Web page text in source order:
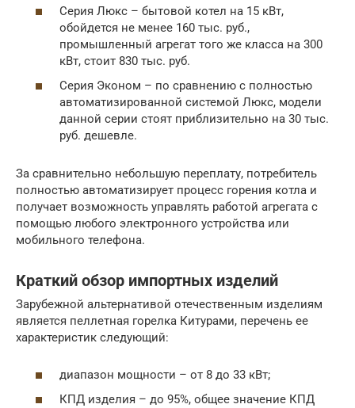
Серия Люкс – бытовой котел на 15 кВт,
обойдется не менее 160 тыс. руб.,
промышленный агрегат того же класса на 300
кВт, стоит 830 тыс. руб.
Серия Эконом – по сравнению с полностью
автоматизированной системой Люкс, модели
данной серии стоят приблизительно на 30 тыс.
руб. дешевле.
За сравнительно небольшую переплату, потребитель
полностью автоматизирует процесс горения котла и
получает возможность управлять работой агрегата с
помощью любого электронного устройства или
мобильного телефона.
Краткий обзор импортных изделий
Зарубежной альтернативой отечественным изделиям
является пеллетная горелка Китурами, перечень ее
характеристик следующий:
диапазон мощности – от 8 до 33 кВт;
КПД изделия – до 95%, общее значение КПД